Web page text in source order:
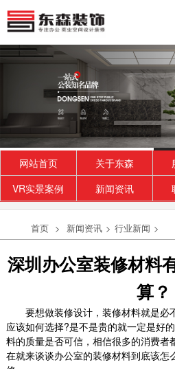
网站首页 关于东森
VR实景案例
新闻资讯
首页 > 新闻资讯 > 行业新闻 >
深圳办公室装修材料
算？
要想做装修设计，装修材料就是必
应该如何选择?是不是贵的就一定是好
料的质量是否可信，相信很多的消费者
在就来谈谈办公室的装修材料到底该怎